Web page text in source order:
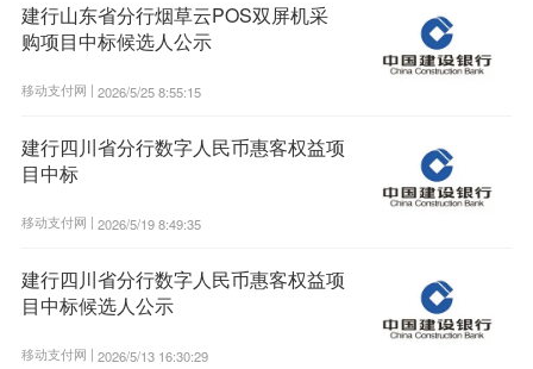
建行山东省分行烟草云POS双屏机采
购项目中标候选人公示
移动支付网 | 2026/5/25 8:55:15
建行四川省分行数字人民币惠客权益项
目中标
移动支付网 | 2026/5/19 8:49:35
建行四川省分行数字人民币惠客权益项
目中标候选人公示
移动支付网 | 2026/5/13 16:30:29